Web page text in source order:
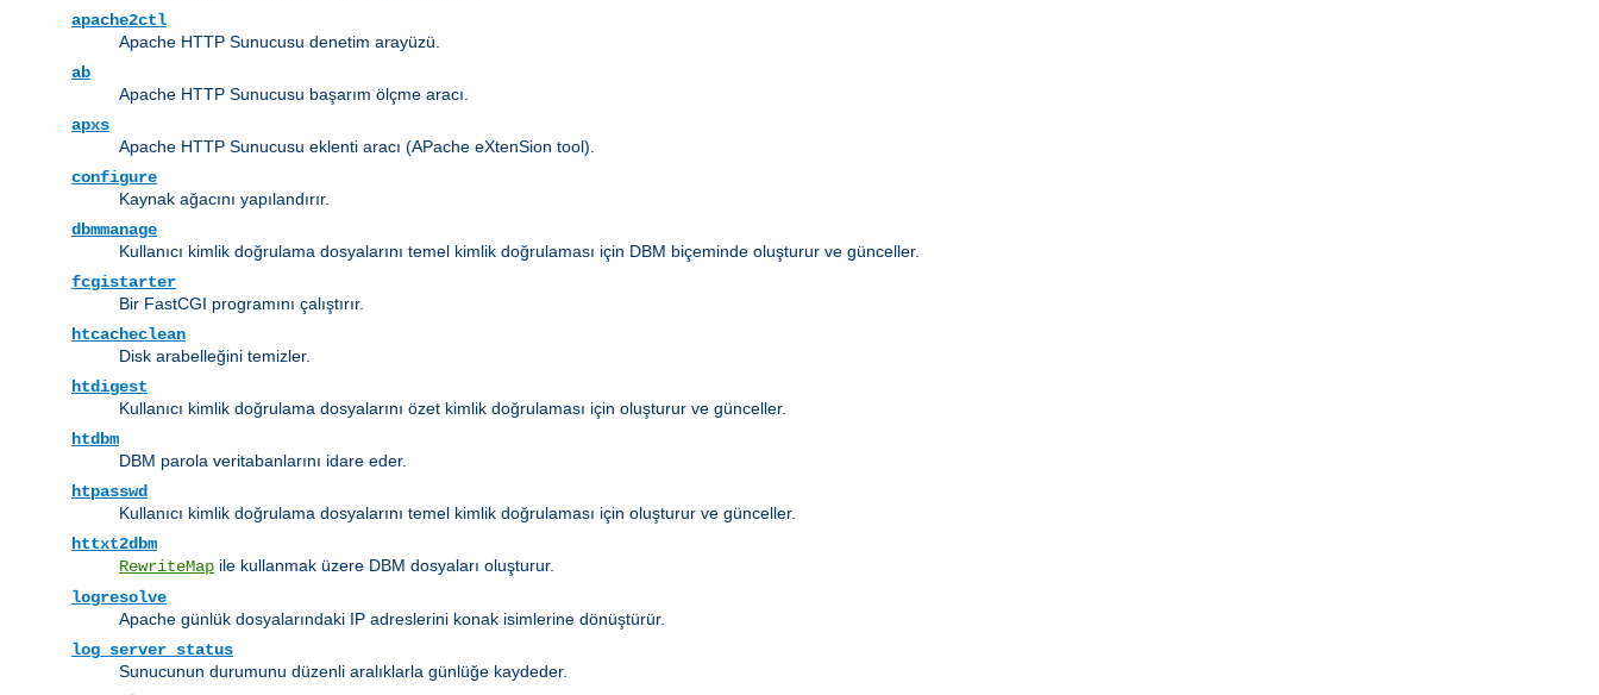
apache2ctl
Apache HTTP Sunucusu denetim arayüzü.
ab
Apache HTTP Sunucusu başarım ölçme aracı.
apxs
Apache HTTP Sunucusu eklenti aracı (APache eXtenSion tool).
configure
Kaynak ağacını yapılandırır.
dbmmanage
Kullanıcı kimlik doğrulama dosyalarını temel kimlik doğrulaması için DBM biçeminde oluşturur ve günceller.
fcgistarter
Bir FastCGI programını çalıştırır.
htcacheclean
Disk arabelleğini temizler.
htdigest
Kullanıcı kimlik doğrulama dosyalarını özet kimlik doğrulaması için oluşturur ve günceller.
htdbm
DBM parola veritabanlarını idare eder.
htpasswd
Kullanıcı kimlik doğrulama dosyalarını temel kimlik doğrulaması için oluşturur ve günceller.
httxt2dbm
RewriteMap ile kullanmak üzere DBM dosyaları oluşturur.
logresolve
Apache günlük dosyalarındaki IP adreslerini konak isimlerine dönüştürür.
log_server_status
Sunucunun durumunu düzenli aralıklarla günlüğe kaydeder.